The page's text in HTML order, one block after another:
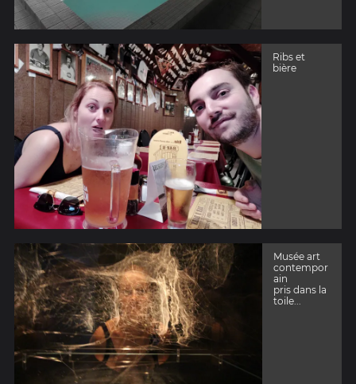
Ribs et
bière
Musée art
contempor
ain
pris dans la
toile...